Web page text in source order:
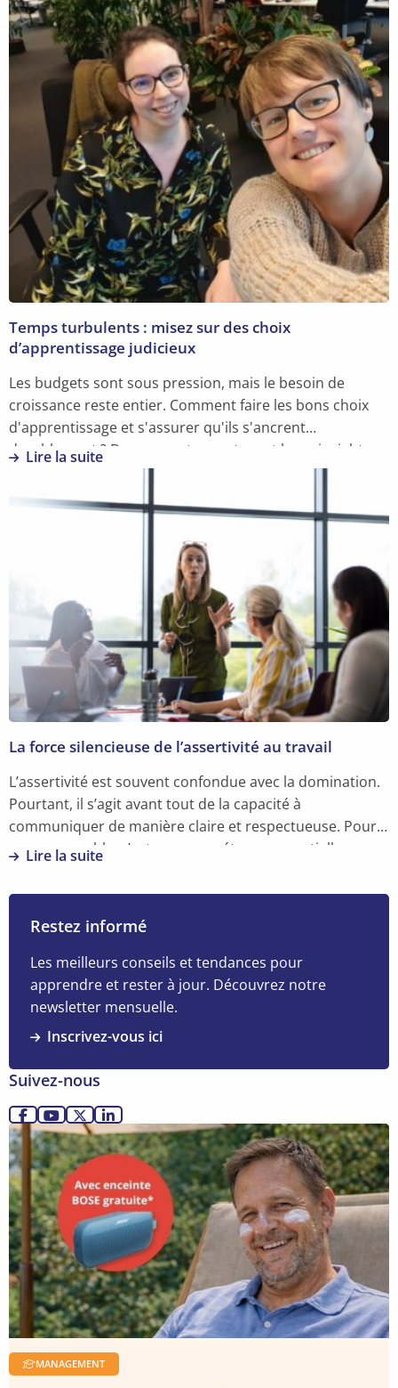
Temps turbulents : misez sur des choix
d’apprentissage judicieux
Les budgets sont sous pression, mais le besoin de
croissance reste entier. Comment faire les bons choix
d'apprentissage et s'assurer qu'ils s'ancrent
durablement ? Deux expertes partagent leurs insights.
Lire la suite
savoir
sur
des
choix
d’apprentissage
La force silencieuse de l’assertivité au travail
L’assertivité est souvent confondue avec la domination.
Pourtant, il s’agit avant tout de la capacité à
communiquer de manière claire et respectueuse. Pour
un responsable, c’est une compétence essentielle.
transparente et que vous respectez ceux de vos
collaborateurs, vous instaurez un climat de confiance,
de sérénité et d’efficacité dans votre équipe.
Lire la suite
savoir
plus
force
silencieuse
l’assertivité
au
travail
Restez informé
Les meilleurs conseils et tendances pour
apprendre et rester à jour. Découvrez notre
newsletter mensuelle.
Inscrivez-vous ici
Suivez-nous
Allez
sur
Facebook
Allez
sur
YouTube
Allez
sur
X
Allez
sur
LinkedIn
MANAGEMENT
Lire
la
suite